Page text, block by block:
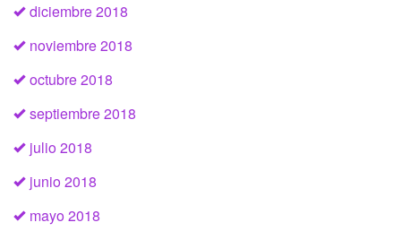
diciembre 2018
noviembre 2018
octubre 2018
septiembre 2018
julio 2018
junio 2018
mayo 2018